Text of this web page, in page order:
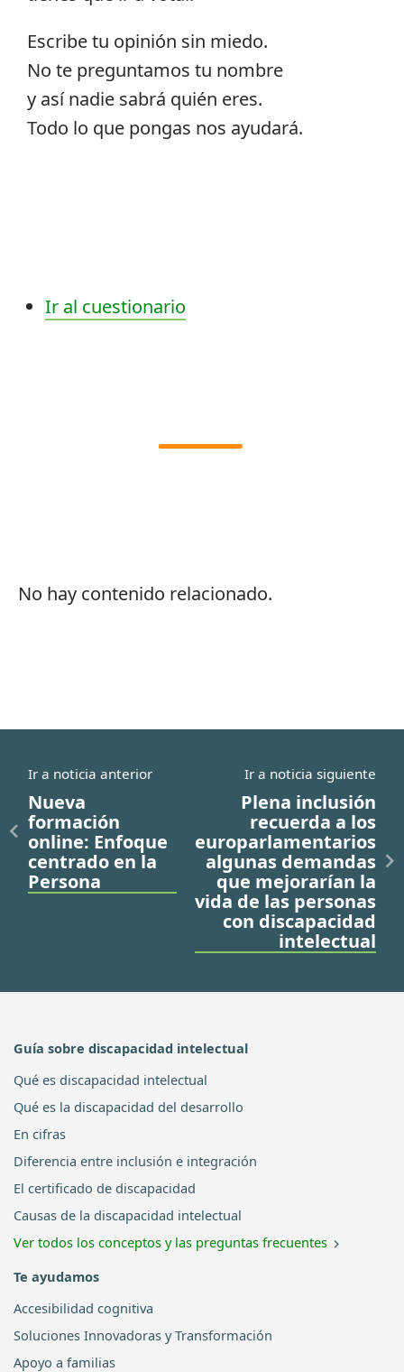
Escribe tu opinión sin miedo.
No te preguntamos tu nombre
y así nadie sabrá quién eres.
Todo lo que pongas nos ayudará.
Ir al cuestionario
No hay contenido relacionado.
Ir a noticia anterior
Nueva
formación
online: Enfoque
centrado en la
Persona
Ir a noticia siguiente
Plena inclusión
recuerda a los
europarlamentarios
algunas demandas
que mejorarían la
vida de las personas
con discapacidad
intelectual
Guía sobre discapacidad intelectual
Qué es discapacidad intelectual
Qué es la discapacidad del desarrollo
En cifras
Diferencia entre inclusión e integración
El certificado de discapacidad
Causas de la discapacidad intelectual
Ver todos los conceptos y las preguntas frecuentes
Te ayudamos
Accesibilidad cognitiva
Soluciones Innovadoras y Transformación
Apoyo a familias